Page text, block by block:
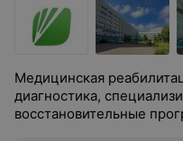
Медицинская
диагностика,
восстановительные